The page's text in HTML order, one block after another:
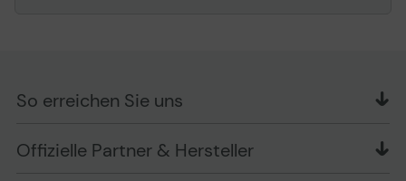
Offizielle Partner & Hersteller
So erreichen Sie uns
Schlesierring 35